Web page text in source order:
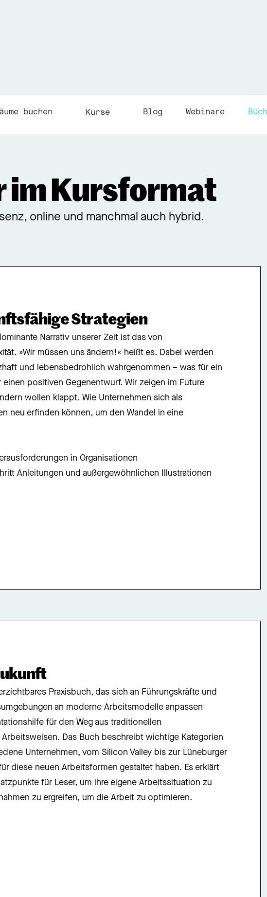
buchen Kurse Blog Webinare
im Kursformat
online und manchmal auch hybrid.
Strategien
Narrativ unserer Zeit ist das von
»Wir müssen uns ändern!« heißt es. Dabei werden
und lebensbedrohlich wahrgenommen – was für ein
positiven Gegenentwurf. Wir zeigen im Future
wollen klappt. Wie Unternehmen sich als
neu erfinden können, um den Wandel in eine
in Organisationen
Anleitungen und außergewöhnlichen Illustrationen
Praxisbuch, das sich an Führungskräfte und
an moderne Arbeitsmodelle anpassen
für den Weg aus traditionellen
Das Buch beschreibt wichtige Kategorien
Unternehmen, vom Silicon Valley bis zur Lüneburger
diese neuen Arbeitsformen gestaltet haben. Es erklärt
für Leser, um ihre eigene Arbeitssituation zu
zu ergreifen, um die Arbeit zu optimieren.